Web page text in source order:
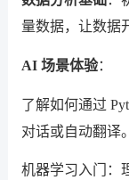
量数据，让数据
AI 场景体验：
了解如何通过
对话或自动翻译。
机器学习入门：